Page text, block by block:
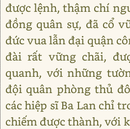
được lệnh, thậm chí
đồng quân sự, đã cổ
đức vua lẫn đại quận
đài rất vững chãi,
quanh, với những
đội quân phòng thủ
các hiệp sĩ Ba Lan chỉ
chiếm được thành, với